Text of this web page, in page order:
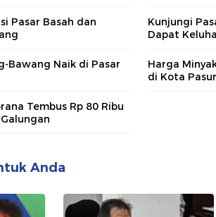
Pasar Basah dan
Kunjungi
Dapat
Bawang Naik di Pasar
Harga
di Kota
Tembus Rp 80 Ribu
Anda